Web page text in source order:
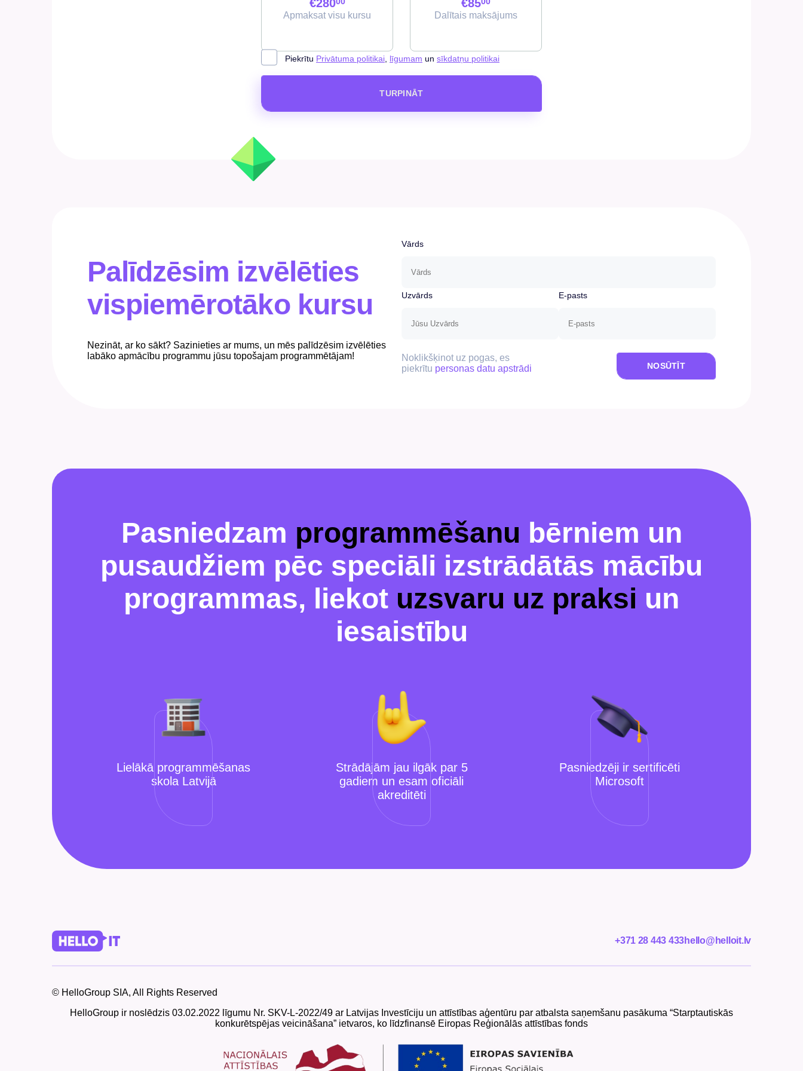
€280
Apmaksat visu kursu
€85
Dalītais maksājums
Piekrītu Privātuma politikai, līgumam un sīkdatņu politikai
TURPINĀT
Palīdzēsim izvēlēties
vispiemērotāko kursu
Nezināt, ar ko sākt? Sazinieties ar mums, un mēs palīdzēsim izvēlēties
labāko apmācību programmu jūsu topošajam programmētājam!
Vārds
Uzvārds E-pasts
Noklikšķinot uz pogas, es
piekrītu personas datu apstrādi NOSŪTĪT
Pasniedzam programmēšanu bērniem un
pusaudžiem pēc speciāli izstrādātās mācību
programmas, liekot uzsvaru uz praksi un
iesaistību
Lielākā programmēšanas
skola Latvijā
Strādājām jau ilgāk par 5
gadiem un esam oficiāli
akreditēti
Pasniedzēji ir sertificēti
Microsoft
+371 28 443 433hello@helloit.lv
© HelloGroup SIA, All Rights Reserved
HelloGroup ir noslēdzis 03.02.2022 līgumu Nr. SKV-L-2022/49 ar Latvijas Investīciju un attīstības aģentūru par atbalsta saņemšanu pasākuma “Starptautiskās
konkurētspējas veicināšana” ietvaros, ko līdzfinansē Eiropas Reģionālās attīstības fonds